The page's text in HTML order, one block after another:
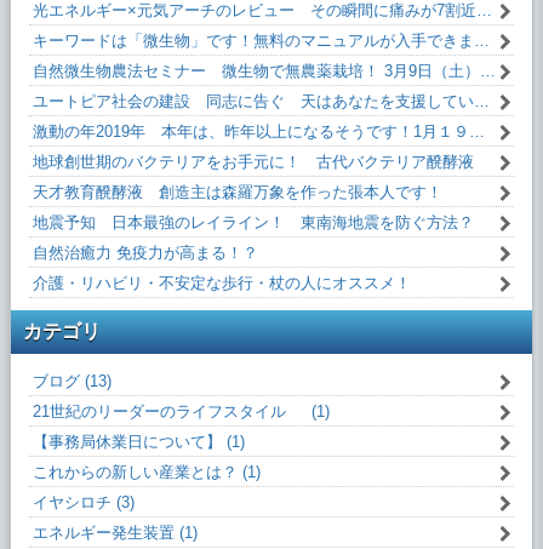
光エネルギー×元気アーチのレビュー その瞬間に痛みが7割近く減った！
キーワードは「微生物」です！無料のマニュアルが入手できます。
自然微生物農法セミナー 微生物で無農薬栽培！ 3月9日（土）13:10～
ユートピア社会の建設 同志に告ぐ 天はあなたを支援しています！
激動の年2019年 本年は、昨年以上になるそうです！1月１９日(土)13:10～
地球創世期のバクテリアをお手元に！ 古代バクテリア醗酵液
天才教育醗酵液 創造主は森羅万象を作った張本人です！
地震予知 日本最強のレイライン！ 東南海地震を防ぐ方法？
自然治癒力 免疫力が高まる！？
介護・リハビリ・不安定な歩行・杖の人にオススメ！
カテゴリ
ブログ (13)
21世紀のリーダーのライフスタイル (1)
【事務局休業日について】 (1)
これからの新しい産業とは？ (1)
イヤシロチ (3)
エネルギー発生装置 (1)